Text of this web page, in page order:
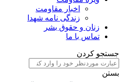
اخبار مقاومت
زندگی نامه شهدا
زنان و حقوق بشر
تماس با ما
جستجو کردن
بستن